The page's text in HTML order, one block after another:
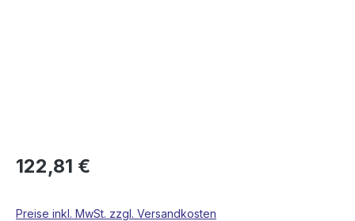
122,81 €
Preise inkl. MwSt. zzgl. Versandkosten